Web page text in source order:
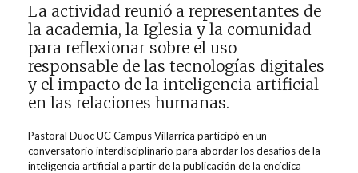
La actividad reunió a representantes de
la academia, la Iglesia y la comunidad
para reflexionar sobre el uso
responsable de las tecnologías digitales
y el impacto de la inteligencia artificial
en las relaciones humanas.
Pastoral Duoc UC Campus Villarrica participó en un
conversatorio interdisciplinario para abordar los desafíos de la
inteligencia artificial a partir de la publicación de la encíclica